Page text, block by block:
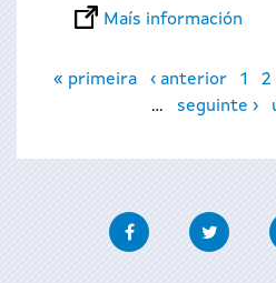
Maís información
Páxinas
« primeira ‹ anterior 1 2
…
seguinte ›
Facebook